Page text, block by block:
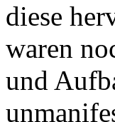
diese
waren
und